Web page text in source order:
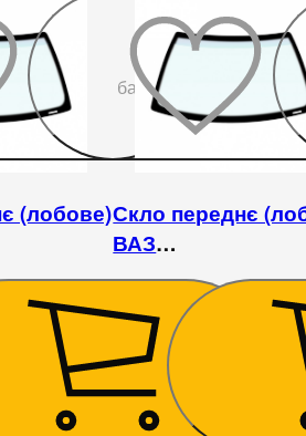
До
бажаного
(лобове)
2113/2114/2115
Скло переднє
ВАЗ
2108/2109/21099/
1 890 ₴